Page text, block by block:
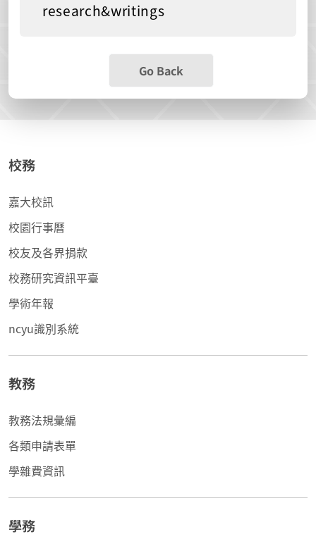
research&writings
Go Back
校務
嘉大校訊
校園行事曆
校友及各界捐款
校務研究資訊平臺
學術年報
ncyu識別系統
教務
教務法規彙編
各類申請表單
學雜費資訊
學務